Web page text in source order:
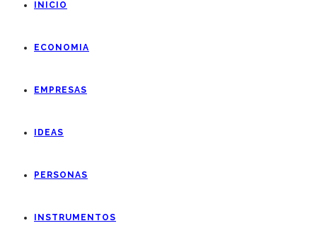
INICIO
ECONOMIA
EMPRESAS
IDEAS
PERSONAS
INSTRUMENTOS